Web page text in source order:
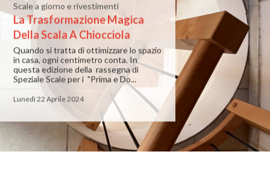
Scale a giorno e rivestimenti
La Trasformazione Magica
Della Scala A Chiocciola
Quando si tratta di ottimizzare lo spazio
in casa, ogni centimetro conta. In
questa edizione della rassegna di
Speziale Scale per i "Prima e Do...
Lunedì 22 Aprile 2024